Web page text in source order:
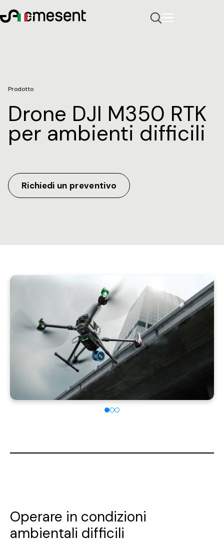
Prodotto
Drone DJI M350 RTK
per ambienti difficili
Richiedi un preventivo
Operare in condizioni
ambientali difficili
IT